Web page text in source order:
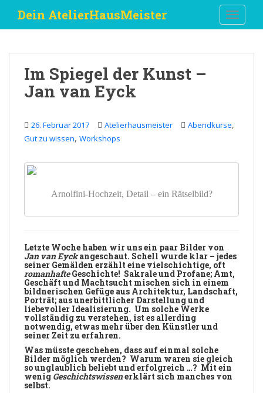
i
Dein AtelierHausMeister
Im Spiegel der Kunst –
Jan van Eyck
26. Februar 2017 Atelierhausmeister Abendkurse,
Gut zu wissen, Workshops
Arnolfini-Hochzeit, Detail – ein Rätselbild?
Letzte Woche haben wir uns ein paar Bilder von
Jan van Eyckangeschaut. Schell wurde klar – jedes
seiner Gemälden erzählt eine vielschichtige, oft
romanhafteGeschichte! Sakrale und Profane; Amt,
Geschäft und Machtsucht mischen sich in einem
bildnerischen Gefüge aus Architektur, Landschaft,
Porträt; aus unerbittlicher Darstellung und
liebevoller Idealisierung. Um solche Werke
vollständig zu verstehen, ist es allerding
notwendig, etwas mehr über den Künstler und
seiner Zeit zu erfahren.
Was müsste geschehen, dass auf einmal solche
Bilder möglich werden? Warum waren sie gleich
so unglaublich beliebt und erfolgreich …? Mit ein
wenig Geschichtswissenerklärt sich manches von
selbst.